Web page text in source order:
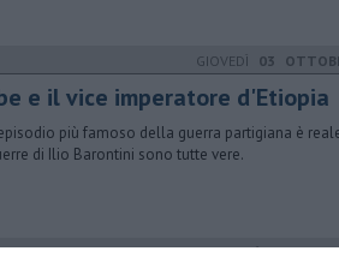
GIOVEDÌ 03
e il vice imperatore d'Etiopia
più famoso della guerra partigiana è
di Ilio Barontini sono tutte vere.
VENERDÌ14